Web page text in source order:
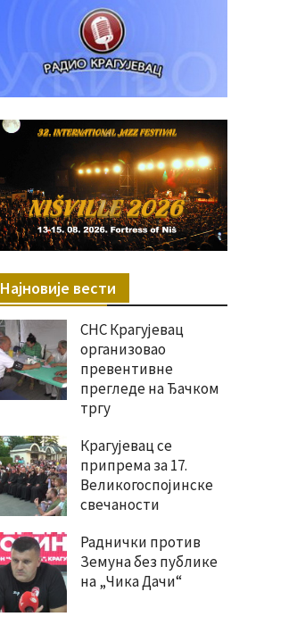
Најновије вести
СНС Крагујевац
организовао
превентивне
прегледе на Ђачком
тргу
Крагујевац се
припрема за 17.
Великогоспојинске
свечаности
Раднички против
Земуна без публике
на „Чика Дачи“